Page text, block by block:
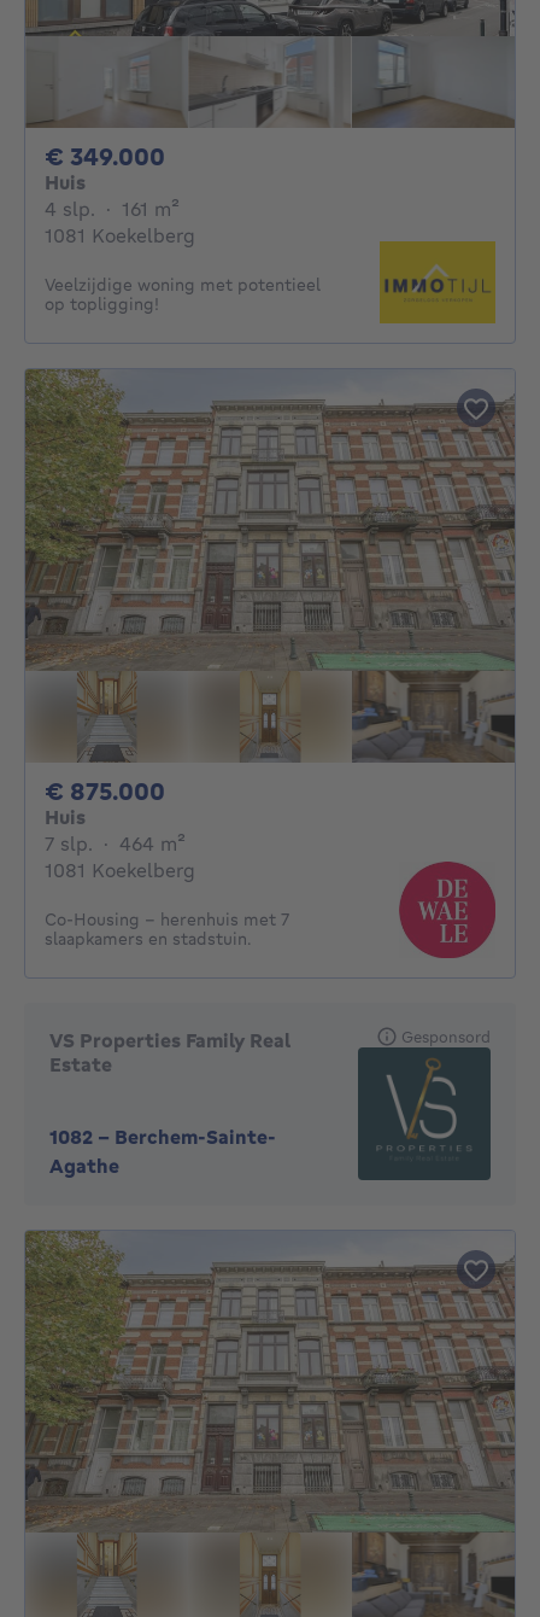
€ 349.000
Huis
4 slp. 4 slaapkamers
· 161 m²
1081 Koekelberg
Veelzijdige woning met potentieel
op topligging!
€ 875.000
Huis
7 slp. 7 slaapkamers
· 464 m²
1081 Koekelberg
Co-Housing - herenhuis met 7
slaapkamers en stadstuin.
VS Properties Family Real
Estate
1082 - Berchem-Sainte-
Agathe
Gesponsord